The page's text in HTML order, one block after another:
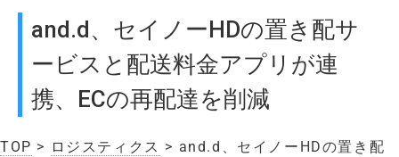
and.d、セイノーHDの置き配サ
ービスと配送料金アプリが連
携、ECの再配達を削減
TOP > ロジスティクス > and.d、セイノーHDの置き配